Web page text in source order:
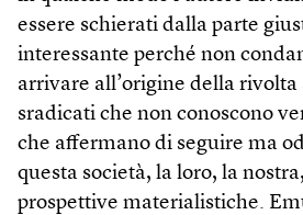
essere schierati dalla parte
interessante perché non
arrivare all’origine della
sradicati che non conoscono
che affermano di seguire ma
questa società, la loro, la
prospettive materialistiche.